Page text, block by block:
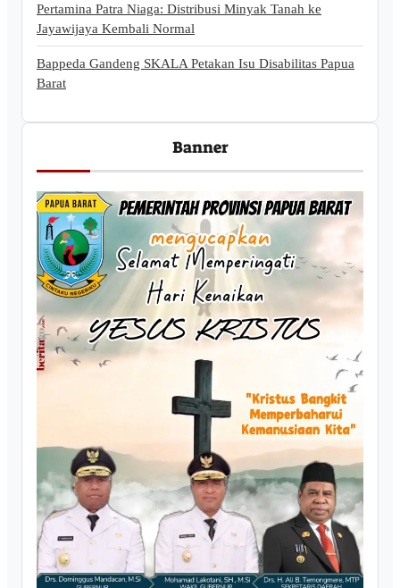
Pertamina Patra Niaga: Distribusi Minyak Tanah ke
Jayawijaya Kembali Normal
Bappeda Gandeng SKALA Petakan Isu Disabilitas Papua
Barat
Banner